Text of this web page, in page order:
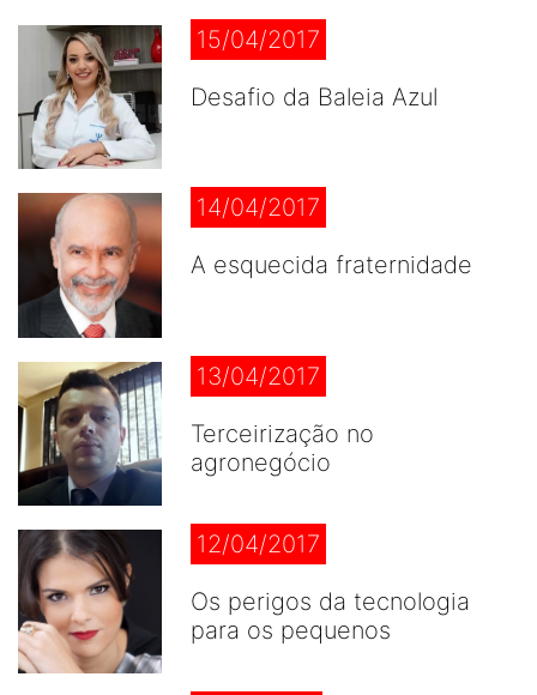
15/04/2017
Desafio da Baleia Azul
14/04/2017
A esquecida fraternidade
13/04/2017
Terceirização no
agronegócio
12/04/2017
Os perigos da tecnologia
para os pequenos